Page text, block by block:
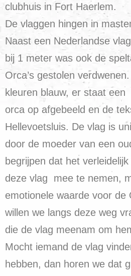
clubhuis in Fort Haerlem.
De vlaggen hingen in
Naast een Nederlandse
bij 1 meter was ook de
Orca’s gestolen
kleuren blauw, er staat een
orca op afgebeeld en de
Hellevoetsluis. De vlag is
door de moeder van een
begrijpen dat het verleidelijk
deze vlag mee te nemen,
emotionele waarde voor de
willen we langs deze weg
die de vlag meenam om
Mocht iemand de vlag
hebben, dan horen we dat